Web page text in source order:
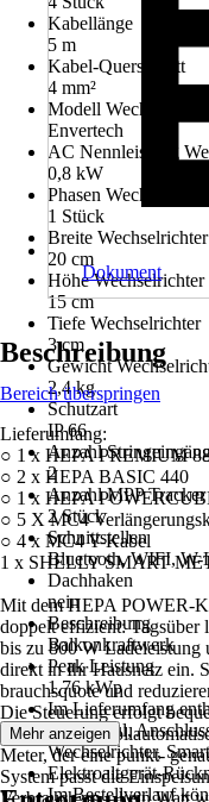
Kabellänge
5 m
Kabel-Querschnitt
4 mm²
Modell Wechselrichter
Envertech
AC Nennleistung
0,8 kW
Phasen Wechselrichter
1 Stück
Breite Wechselrichter
20 cm
Höhe Wechselrichter
15 cm
Tiefe Wechselrichter
3 cm
Gewicht
2,4 kg
Schutzart
IP 66
Anzahl
2
Anzahl MPP Tracker
2 Stück
Schnittstellen
Bluetooth, WIFI,
Dachhaken
nein
Beschreibung
Balkonkraftwerk
Peak Leistung
1,76 kWp
Im Lieferumfang
PV-Modul,
Wechselrichter,
Elektroaltgerät-
Im Bestellverlauf
Dokument
Beschreibung
Bereich überspringen
Lieferumfang:
○ 1 x HEPA PREMIUM
○ 2 x HEPA BASIC 440
○ 1 x HEPA
○ 5 X MC4
○ 4 x MC4 Y-Kabel
1 x SHELLY SMART
Mit dem HEPA POWER-
doppelt effizient:
bis zu 800 W Ladeleistung
direkt in Ihr Hausnetz ein.
brauchsquote und
Die Steuerung erfolgt
Zeitplan oder
Meter, der eine punkt-
System passt die
Verbrauch an – kein Watt
Mehr anzeigen